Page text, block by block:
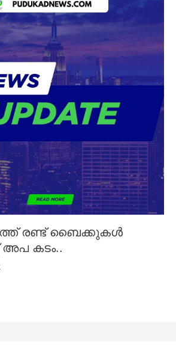
രണ്ട് ബൈക്കുകൾ
അപ കടം..